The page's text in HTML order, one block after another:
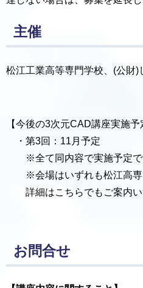
主催
松江工業高等専門学校、(公財)
【今後の3次元CAD講座実施予
・第3回：11月予定
※全て同内容で実施予定で
※会場はいずれも松江高
詳細はこちらでもご案内い
お問合せ